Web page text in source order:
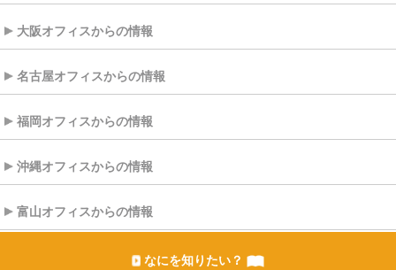
大阪オフィスからの情報
名古屋オフィスからの情報
福岡オフィスからの情報
沖縄オフィスからの情報
富山オフィスからの情報
なにを知りたい？